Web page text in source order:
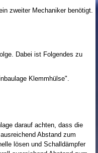
zweiter Mechaniker benötigt.
Dabei ist Folgendes zu
Klemmhülse".
darauf achten, dass die
Abstand zum
lösen und Schalldämpfer